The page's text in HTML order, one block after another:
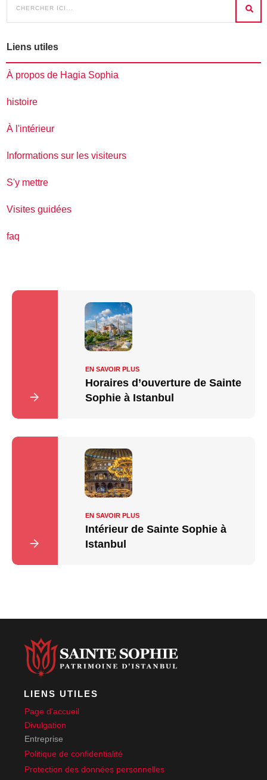
Liens utiles
À propos de Hagia Sophia
histoire
À l'intérieur
Informations sur les visiteurs
S'y mettre
Visites guidées
faq
EN SAVOIR PLUS
Horaires d’ouverture de Sainte
Sophie à Istanbul
EN SAVOIR PLUS
Intérieur de Sainte Sophie à
Istanbul
LIENS UTILES
Page d'accueil
Divulgation
Entreprise
Politique de confidentialité
Protection des données personnelles